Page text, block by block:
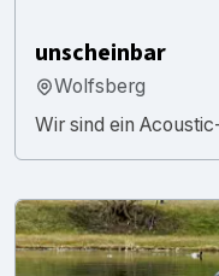
unscheinbar
Wolfsberg
Wir sind ein